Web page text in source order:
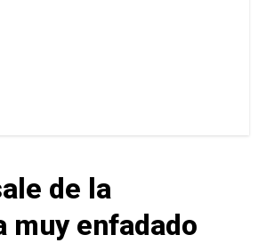
de la
muy enfadado